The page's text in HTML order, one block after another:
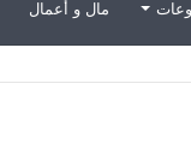
مال و أعمال